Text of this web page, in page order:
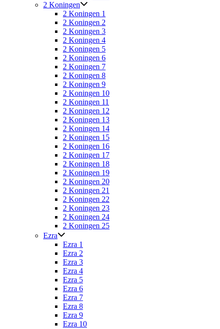
2 Koningen
2 Koningen 1
2 Koningen 2
2 Koningen 3
2 Koningen 4
2 Koningen 5
2 Koningen 6
2 Koningen 7
2 Koningen 8
2 Koningen 9
2 Koningen 10
2 Koningen 11
2 Koningen 12
2 Koningen 13
2 Koningen 14
2 Koningen 15
2 Koningen 16
2 Koningen 17
2 Koningen 18
2 Koningen 19
2 Koningen 20
2 Koningen 21
2 Koningen 22
2 Koningen 23
2 Koningen 24
2 Koningen 25
Ezra
Ezra 1
Ezra 2
Ezra 3
Ezra 4
Ezra 5
Ezra 6
Ezra 7
Ezra 8
Ezra 9
Ezra 10